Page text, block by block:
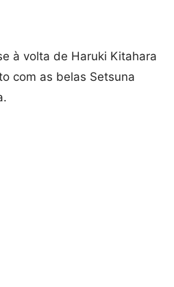
à volta de Haruki Kitahara
com as belas Setsuna